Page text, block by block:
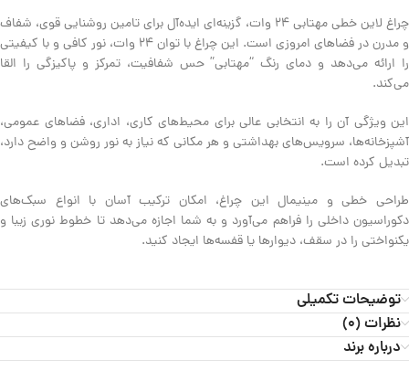
چراغ لاین خطی مهتابی 24 وات، گزینه‌ای ایده‌آل برای تامین روشنایی قوی، شفاف
و مدرن در فضاهای امروزی است. این چراغ با توان 24 وات، نور کافی و با کیفیتی
را ارائه می‌دهد و دمای رنگ “مهتابی” حس شفافیت، تمرکز و پاکیزگی را القا
می‌کند.
این ویژگی آن را به انتخابی عالی برای محیط‌های کاری، اداری، فضاهای عمومی،
آشپزخانه‌ها، سرویس‌های بهداشتی و هر مکانی که نیاز به نور روشن و واضح دارد،
تبدیل کرده است.
طراحی خطی و مینیمال این چراغ، امکان ترکیب آسان با انواع سبک‌های
دکوراسیون داخلی را فراهم می‌آورد و به شما اجازه می‌دهد تا خطوط نوری زیبا و
یکنواختی را در سقف، دیوارها یا قفسه‌ها ایجاد کنید.
توضیحات تکمیلی
نظرات (0)
درباره برند